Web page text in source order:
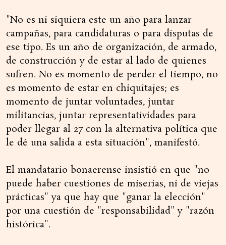
"No es ni siquiera este un año para lanzar
campañas, para candidaturas o para disputas de
ese tipo. Es un año de organización, de armado,
de construcción y de estar al lado de quienes
sufren. No es momento de perder el tiempo, no
es momento de estar en chiquitajes; es
momento de juntar voluntades, juntar
militancias, juntar representatividades para
poder llegar al 27 con la alternativa política que
le dé una salida a esta situación", manifestó.
El mandatario bonaerense insistió en que "no
puede haber cuestiones de miserias, ni de viejas
prácticas" ya que hay que "ganar la elección"
por una cuestión de "responsabilidad" y "razón
histórica".